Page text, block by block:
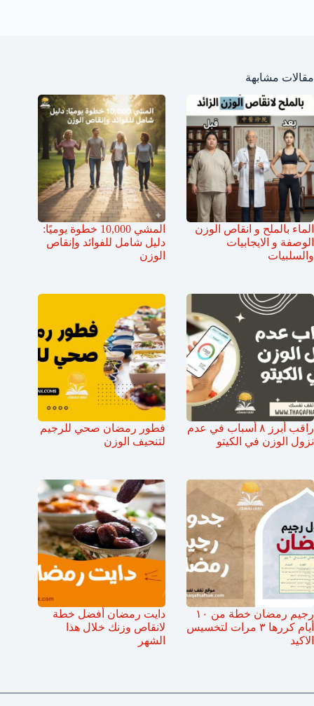
مقالات مشابهة
الماء بالملح و انقاص الوزن
الوصفة و الايجابيات
والسلبيات
المشي 10,000 خطوة يوميًا:
دليل شامل للفوائد وإنقاص
الوزن
راقب أبرز ٨ أسباب في عدم
نزول الوزن في الكيتو
فطور رمضان صحي للرجيم
لتنحيف الوزن
رجيم رمضان خطة من ١٠
أيام كررها ٣ مرات لتخسيس
الاكيد
دايت رمضان أفضل خطة
لانقاص وزنك خلال هذا
الشهر